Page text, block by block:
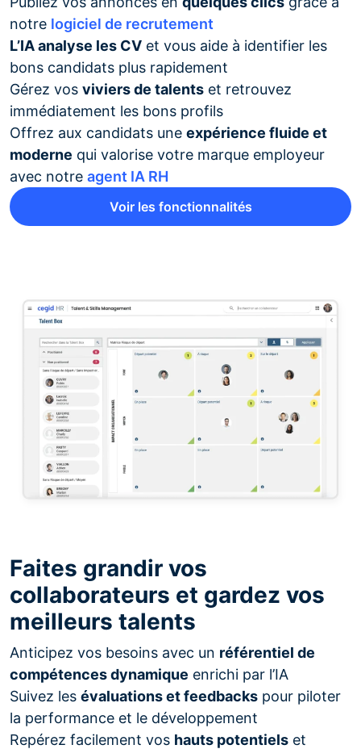
notre logiciel de recrutement
L’IA analyse les CV et vous aide à identifier les
bons candidats plus rapidement
Gérez vos viviers de talents et retrouvez
immédiatement les bons profils
Offrez aux candidats une expérience fluide et
moderne qui valorise votre marque employeur
avec notre agent IA RH
Voir les fonctionnalités
Faites grandir vos
collaborateurs et gardez vos
meilleurs talents
Anticipez vos besoins avec un référentiel de
compétences dynamique enrichi par l’IA
Suivez les évaluations et feedbacks pour piloter
la performance et le développement
Repérez facilement vos hauts potentiels et